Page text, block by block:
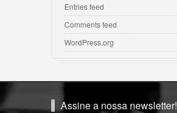
Entries feed
Comments feed
WordPress.org
Assine a nossa newsletter!